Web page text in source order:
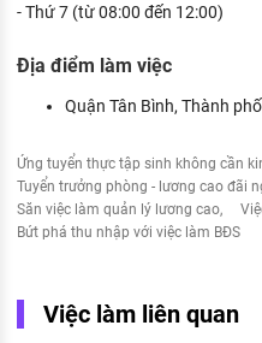
- Thứ 7 (từ 08:00 đến 12:00)
Địa điểm làm việc
Quận Tân Bình, Thành
Ứng tuyển thực tập sinh không cần
Tuyển trưởng phòng - lương cao đãi
Săn việc làm quản lý lương cao
Bứt phá thu nhập với việc làm BĐS
Việc làm liên quan